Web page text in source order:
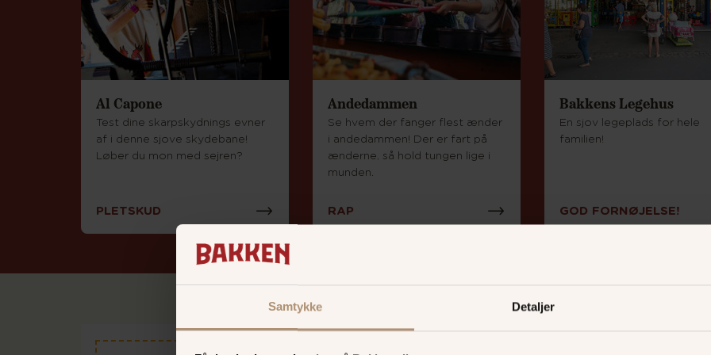
Samtykke Detaljer
Al Capone
Test dine skarpskydnings evner
af i denne sjove skydebane!
Løber du mon med sejren?
PLETSKUD
Andedammen
Se hvem der fanger flest ænder
i andedammen! Der er fart på
ænderne, så hold tungen lige i
munden.
RAP
Bakkens Legehus
En sjov legeplads for hele
familien!
GOD FORNØJELSE!